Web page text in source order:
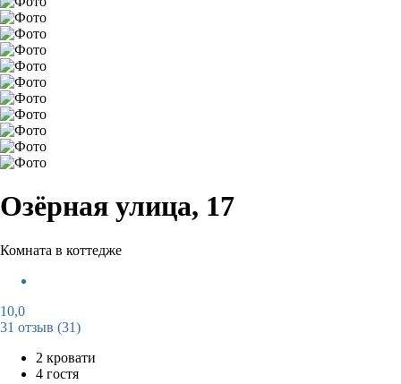
Озёрная улица, 17
Комната в коттедже
10,0
31 отзыв (31)
2 кровати
4 гостя